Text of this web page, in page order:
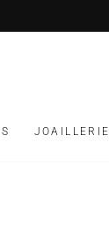
JOAILLERIE